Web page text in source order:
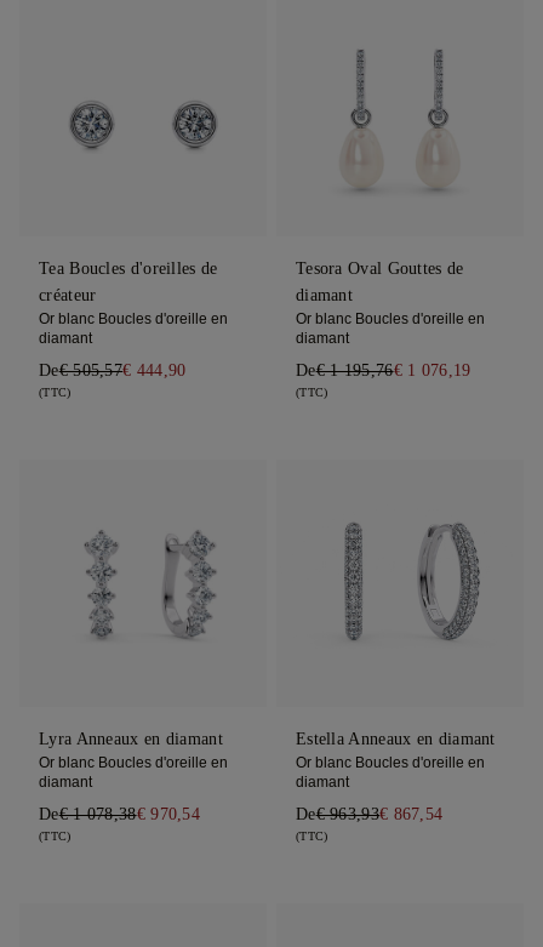
Tea Boucles d'oreilles de
créateur
Or blanc Boucles d'oreille en
diamant
De€ 505,57€ 444,90
(TTC)
Tesora Oval Gouttes de
diamant
Or blanc Boucles d'oreille en
diamant
De€ 1 195,76€ 1 076,19
(TTC)
Lyra Anneaux en diamant
Or blanc Boucles d'oreille en
diamant
De€ 1 078,38€ 970,54
(TTC)
Estella Anneaux en diamant
Or blanc Boucles d'oreille en
diamant
De€ 963,93€ 867,54
(TTC)